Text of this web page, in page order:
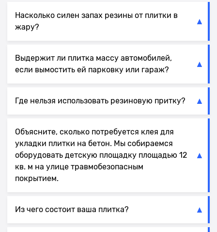
Насколько силен запах резины от плитки в
жару?
Выдержит ли плитка массу автомобилей,
если вымостить ей парковку или гараж?
Где нельзя использовать резиновую притку?
Объясните, сколько потребуется клея для
укладки плитки на бетон. Мы собираемся
оборудовать детскую площадку площадью 12
кв. м на улице травмобезопасным
покрытием.
Из чего состоит ваша плитка?